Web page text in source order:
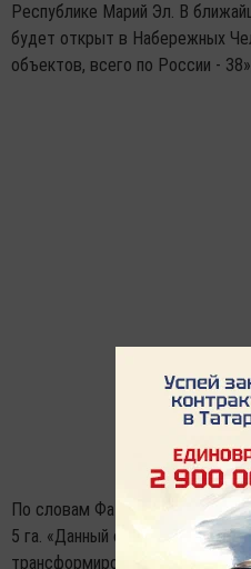
Республике Марий Эл. В
будет открыт в Набережных
объектов, всего по России -
По словам Фатыхова,
5 га. «Данный объект дает
трансформироваться. У нас